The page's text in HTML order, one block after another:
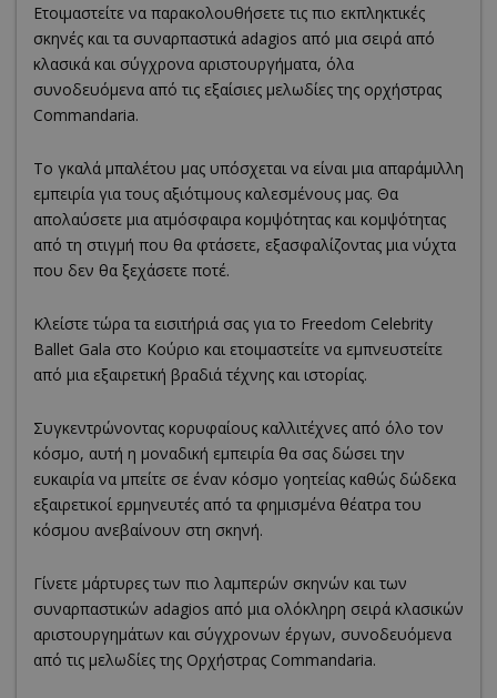
Ετοιμαστείτε να παρακολουθήσετε τις πιο εκπληκτικές
σκηνές και τα συναρπαστικά adagios από μια σειρά από
κλασικά και σύγχρονα αριστουργήματα, όλα
συνοδευόμενα από τις εξαίσιες μελωδίες της ορχήστρας
Commandaria.
Το γκαλά μπαλέτου μας υπόσχεται να είναι μια απαράμιλλη
εμπειρία για τους αξιότιμους καλεσμένους μας. Θα
απολαύσετε μια ατμόσφαιρα κομψότητας και κομψότητας
από τη στιγμή που θα φτάσετε, εξασφαλίζοντας μια νύχτα
που δεν θα ξεχάσετε ποτέ.
Κλείστε τώρα τα εισιτήριά σας για το Freedom Celebrity
Ballet Gala στο Κούριο και ετοιμαστείτε να εμπνευστείτε
από μια εξαιρετική βραδιά τέχνης και ιστορίας.
Συγκεντρώνοντας κορυφαίους καλλιτέχνες από όλο τον
κόσμο, αυτή η μοναδική εμπειρία θα σας δώσει την
ευκαιρία να μπείτε σε έναν κόσμο γοητείας καθώς δώδεκα
εξαιρετικοί ερμηνευτές από τα φημισμένα θέατρα του
κόσμου ανεβαίνουν στη σκηνή.
Γίνετε μάρτυρες των πιο λαμπερών σκηνών και των
συναρπαστικών adagios από μια ολόκληρη σειρά κλασικών
αριστουργημάτων και σύγχρονων έργων, συνοδευόμενα
από τις μελωδίες της Ορχήστρας Commandaria.